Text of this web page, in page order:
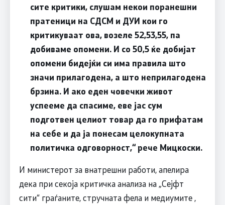
сите критики, слушам некои поранешни
пратеници на СДСМ и ДУИ кои го
критикуваат ова, возеле 52,53,55, па
добиваме опомени. И со 50,5 ќе добијат
опомени бидејќи си има правила што
значи прилагодена, а што неприлагодена
брзина. И ако еден човечки живот
успееме да спасиме, еве јас сум
подготвен целиот товар да го прифатам
на себе и да ја понесам целокупната
политичка одговорност,“ рече Мицкоски.
И министерот за внатрешни работи, апелира
дека при секоја критичка анализа на „Сејфт
сити“ граѓаните, стручната фела и медиумите ,